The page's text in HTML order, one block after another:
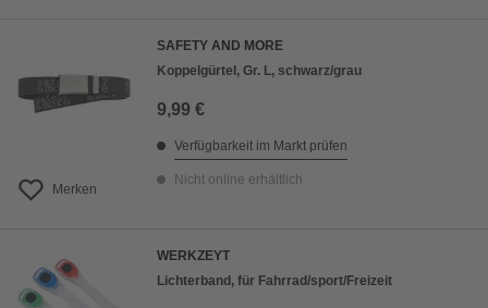
Merken
SAFETY AND MORE
Koppelgürtel, Gr. L, schwarz/grau
9,99 €
Verfügbarkeit im Markt prüfen
Nicht online erhältlich
WERKZEYT
Lichterband, für Fahrrad/sport/Freizeit